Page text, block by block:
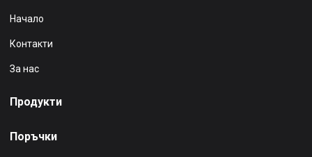
Начало
Контакти
За нас
Продукти
Поръчки